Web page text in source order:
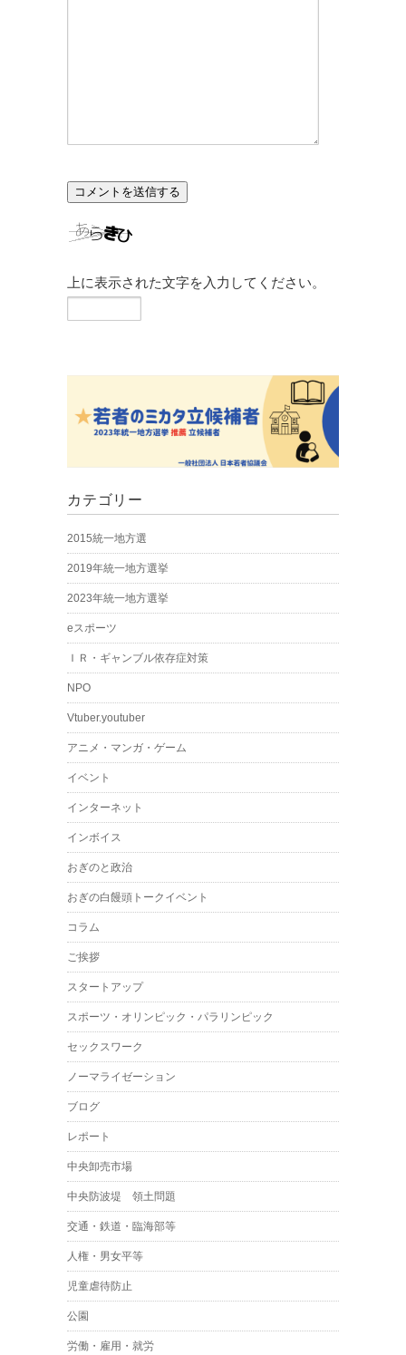
上に表示された文字を入力してください。
カテゴリー
2015統一地方選
2019年統一地方選挙
2023年統一地方選挙
eスポーツ
ＩＲ・ギャンブル依存症対策
NPO
Vtuber.youtuber
アニメ・マンガ・ゲーム
イベント
インターネット
インボイス
おぎのと政治
おぎの白饅頭トークイベント
コラム
ご挨拶
スタートアップ
スポーツ・オリンピック・パラリンピック
セックスワーク
ノーマライゼーション
ブログ
レポート
中央卸売市場
中央防波堤 領土問題
交通・鉄道・臨海部等
人権・男女平等
児童虐待防止
公園
労働・雇用・就労